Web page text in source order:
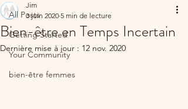
All Posts
Getting Started
Your Community
bien-être femmes
Bien-être en Temps Incertain
Jim
3 juin 2020 5 min de lecture
Dernière mise à jour : 12 nov. 2020